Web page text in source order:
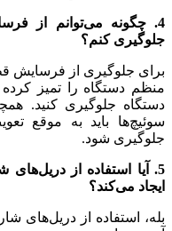
4. چگونه می‌توانم از
جلوگیری کنم؟
برای جلوگیری از فرسایش
منظم دستگاه را تمیز
دستگاه جلوگیری کنید.
سوئیچ‌ها باید به موقع
جلوگیری شود.
5. آیا استفاده از
ایجاد می‌کند؟
بله، استفاده از دریل‌های